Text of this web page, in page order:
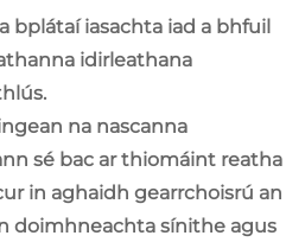
bplátaí iasachta iad a bhfuil
idirleathana
na nascanna
sé bac ar thiomáint reatha
in aghaidh gearrchoisrú an
doimhneachta sínithe agus